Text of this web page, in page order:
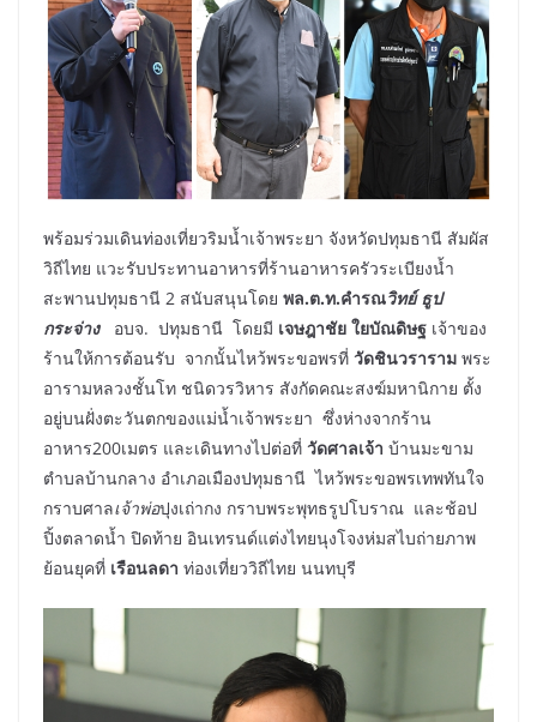
พร้อมร่วมเดินท่องเที่ยวริมน้ำเจ้าพระยา จังหวัดปทุมธานี สัมผัส
วิถีไทย แวะรับประทานอาหารที่ร้านอาหารครัวระเบียงน้ำ
สะพานปทุมธานี 2 สนับสนุนโดย พล.ต.ท.คำรณวิทย์ ธูป
กระจ่าง​ อบจ. ปทุมธานี โดยมี เจษฎาชัย ใยบัณดิษฐ เจ้าของ
ร้านให้การต้อนรับ จากนั้นไหว้พระขอพรที่ วัดชินวราราม พระ
อารามหลวงชั้นโท ชนิดวรวิหาร สังกัดคณะสงฆ์มหานิกาย ตั้ง
อยู่บนฝั่งตะวันตกของแม่น้ำเจ้าพระยา ซึ่งห่างจากร้าน
อาหาร200เมตร และเดินทางไปต่อที่ วัดศาลเจ้า​ บ้านมะขาม
ตำบลบ้านกลาง อำเภอเมืองปทุมธานี ไหว้พระขอพรเทพทันใจ
กราบศาลเจ้าพ่อปุงเถ่ากง กราบพระพุทธรูปโบราณ และช้อป
ปิ้งตลาดน้ำ ปิดท้าย อินเทรนด์แต่งไทยนุงโจงห่มสไบถ่ายภาพ
ย้อนยุคที่ เรือนลดา​ ท่องเที่ยววิถีไทย​ นนทบุรี